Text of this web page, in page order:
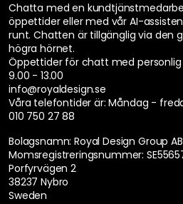
Chatta med en
öppettider eller med vår AI-
runt. Chatten är tillgänglig via den
högra hörnet.
Öppettider för chatt med personlig
9.00 - 13.00
info@royaldesign.se
Våra telefontider är: Måndag -
010 750 27 88
Bolagsnamn: Royal Design Group AB
Momsregistreringsnummer:
Porfyrvägen 2
38237 Nybro
Sweden